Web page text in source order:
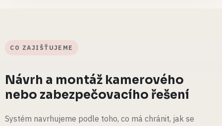
CO ZAJIŠŤUJEME
Návrh a montáž kamerového
nebo zabezpečovacího řešení
Systém navrhujeme podle toho, co má chránit, jak se